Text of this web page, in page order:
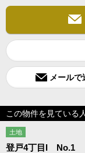
メールで
この物件を見ている
土地
登戸4丁目I No.1